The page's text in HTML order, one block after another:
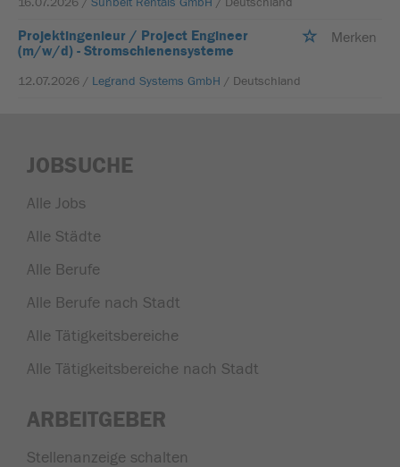
Projektingenieur / Project Engineer
(m/w/d) - Stromschienensysteme
Merken
12.07.2026 / Legrand Systems GmbH / Deutschland
JOBSUCHE
Alle Jobs
Alle Städte
Alle Berufe
Alle Berufe nach Stadt
Alle Tätigkeitsbereiche
Alle Tätigkeitsbereiche nach Stadt
ARBEITGEBER
Stellenanzeige schalten